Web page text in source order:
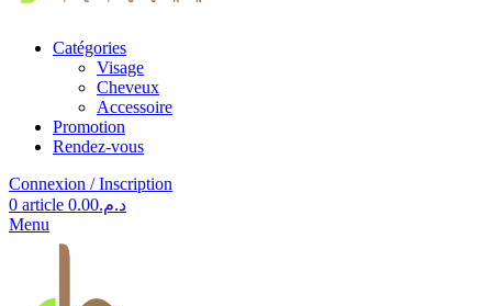
Catégories
Visage
Cheveux
Accessoire
Promotion
Rendez-vous
Connexion / Inscription
0 article د.م.0.00
Menu